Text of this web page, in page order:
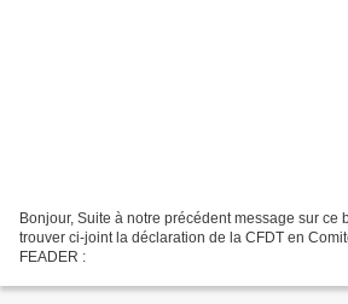
Bonjour, Suite à notre précédent message sur ce
trouver ci-joint la déclaration de la CFDT en
FEADER :